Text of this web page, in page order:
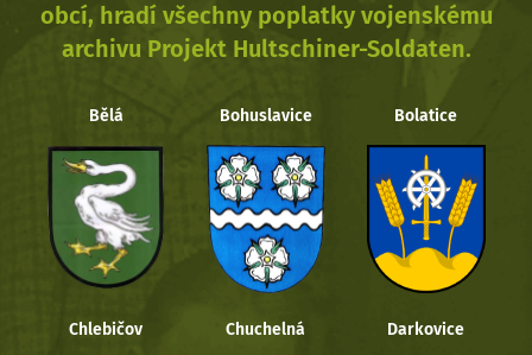
obcí, hradí všechny poplatky vojenskému
archivu Projekt Hultschiner-Soldaten.
Bělá Bohuslavice Bolatice
Chlebičov Chuchelná Darkovice